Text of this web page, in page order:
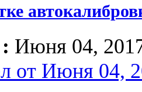
Июня 04,
от Июня 04,